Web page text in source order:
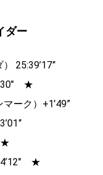
ダー
25:39’17”
★
ーク）+1’49”
★
★